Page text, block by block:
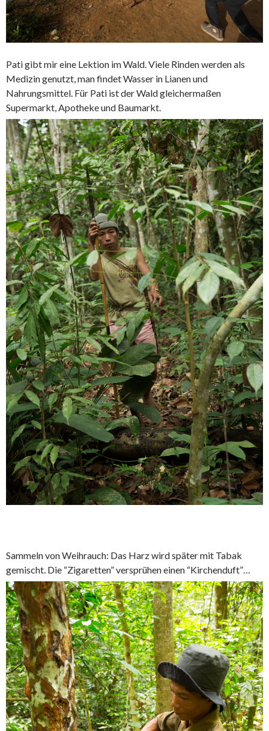
Pati gibt mir eine Lektion im Wald. Viele Rinden werden als
Medizin genutzt, man findet Wasser in Lianen und
Nahrungsmittel. Für Pati ist der Wald gleichermaßen
Supermarkt, Apotheke und Baumarkt.
Sammeln von Weihrauch: Das Harz wird später mit Tabak
gemischt. Die “Zigaretten” versprühen einen “Kirchenduft”…